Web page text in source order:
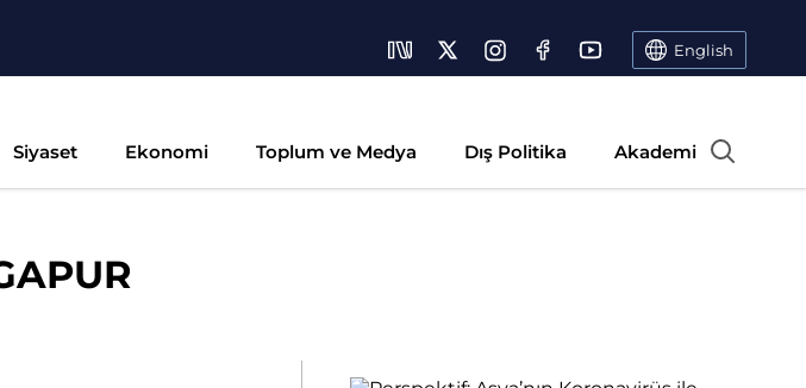
English
Siyaset Ekonomi Toplum ve Medya Dış Politika Akademi